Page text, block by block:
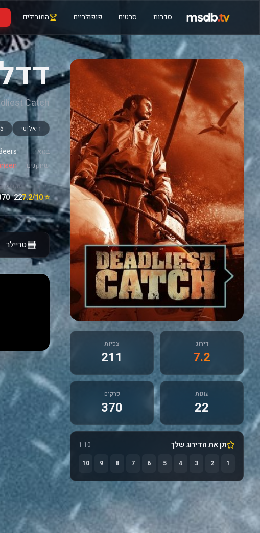
סדרות סרטים פופולריים המובילים
דירוג
7.2
צפיות
211
עונות
22
פרקים
370
תן את הדירוג שלך
1-10
1
2
3
4
5
6
7
8
9
10
Catch
ריאליטי
במאי:
שחקנים:
דירוג
⭐ 7.2/10
עונות
22
טריילר